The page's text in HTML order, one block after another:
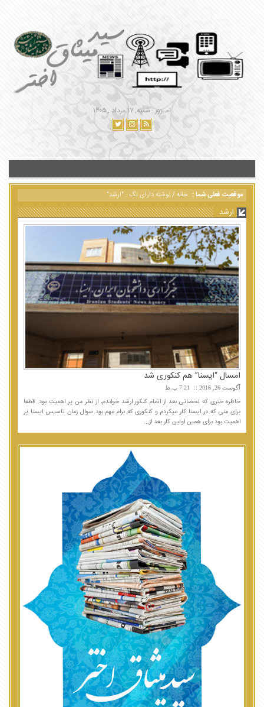
امـروز : شنبه, ۱۷ مرداد , ۱۴۰۵
موقعیت فعلی شما : خانه/نوشته دارای تگ : "ارشد"
ارشد
امسال “ایسنا” هم کنکوری شد
آگوست 26, 2016 7:21 ب.ظ
خاطره خبری که لحضاتی بعد از اتمام کنکور ارشد خواندم، از نظر من پر اهمیت بود. قطعا
برای منی که در ایسنا کار میکردم و کنکوری که برام مهم بود سوال زمان تاسیس ایسنا پر
اهمیت بود برای همین اولین کار بعد از...